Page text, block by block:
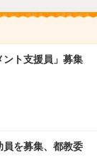
ント支援員」募集
員を募集、都教委